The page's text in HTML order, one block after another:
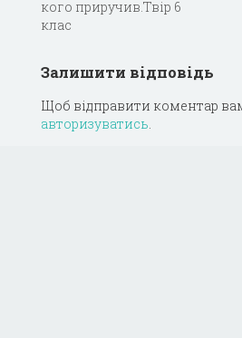
кого приручив.Твір 6
клас
Залишити відповідь
Щоб відправити коментар
авторизуватись.